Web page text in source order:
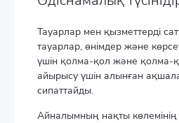
Тауарлар мен қызметтерді
тауарлар, өнімдер және
үшін қолма-қол және қолма-
айырысу үшін алынған
сипаттайды.
Айналымның нақты көлемінің